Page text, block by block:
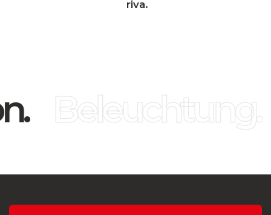
riva.
Beleuchtung.